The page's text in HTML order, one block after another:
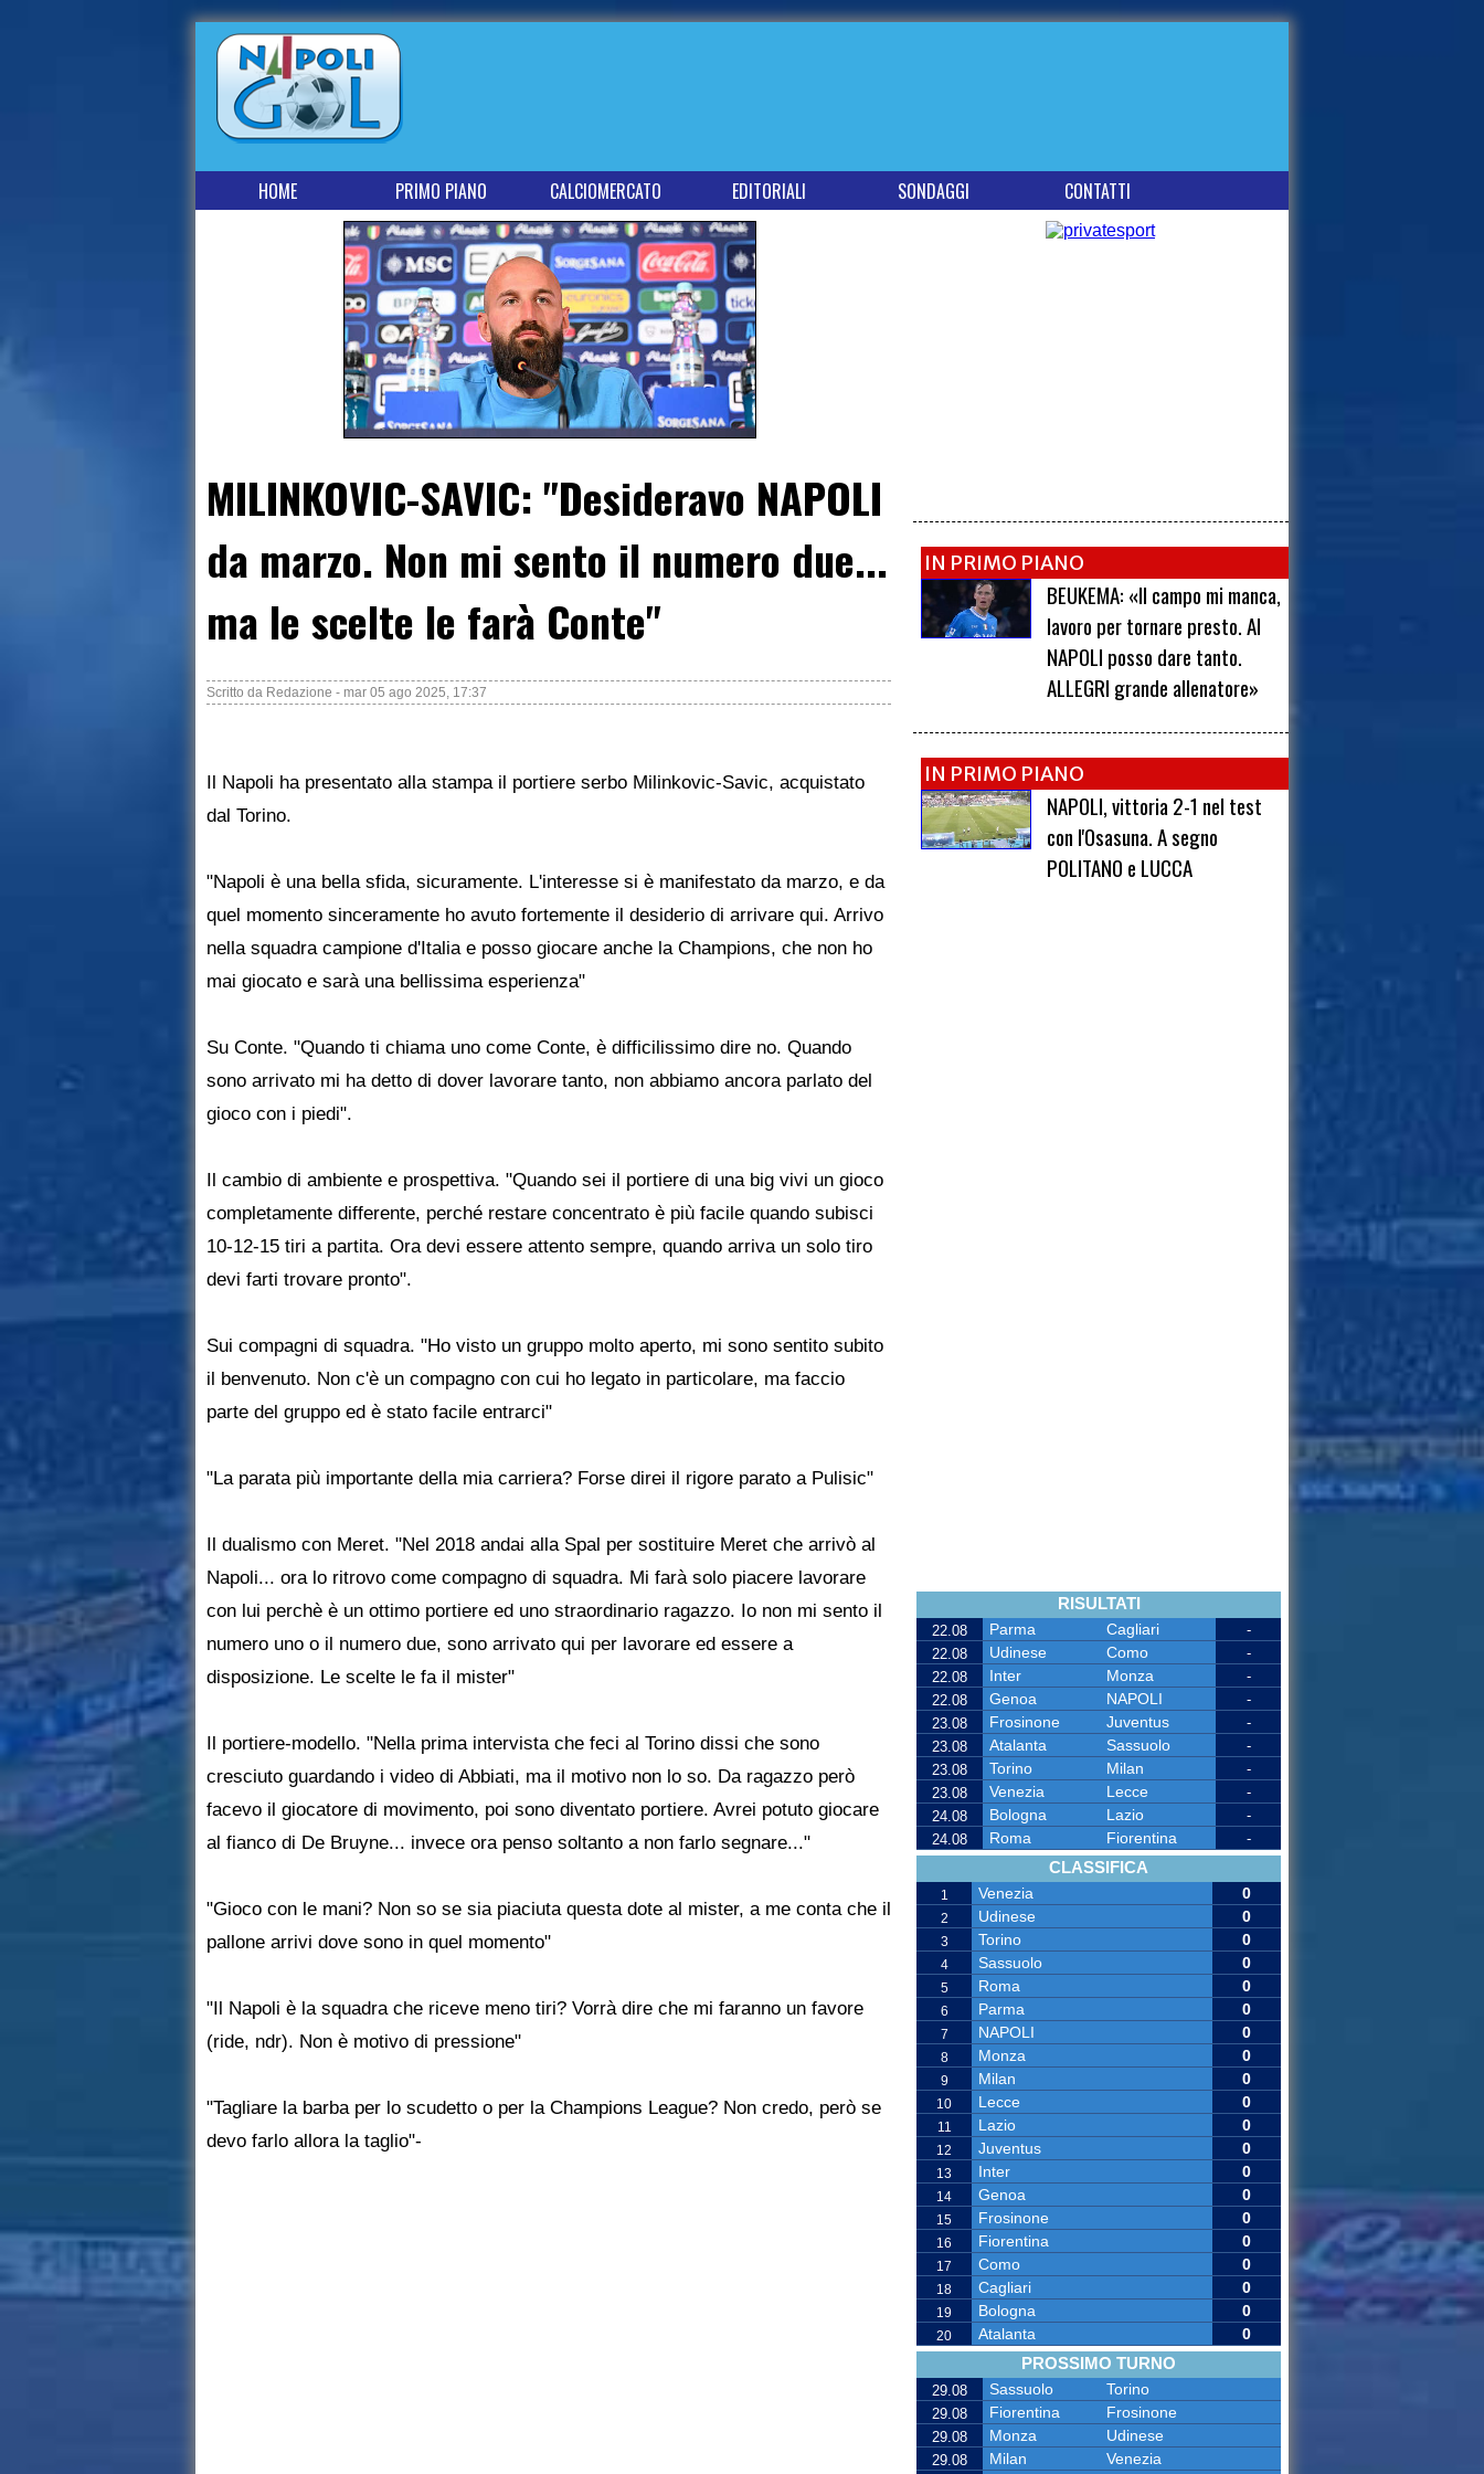
HOME PRIMO PIANO CALCIOMERCATO EDITORIALI SONDAGGI CONTATTI
MILINKOVIC-SAVIC: "Desideravo NAPOLI
da marzo. Non mi sento il numero due...
ma le scelte le farà Conte"
Scritto da Redazione - mar 05 ago 2025, 17:37
Il Napoli ha presentato alla stampa il portiere serbo Milinkovic-Savic, acquistato
dal Torino.
"Napoli è una bella sfida, sicuramente. L'interesse si è manifestato da marzo, e da
quel momento sinceramente ho avuto fortemente il desiderio di arrivare qui. Arrivo
nella squadra campione d'Italia e posso giocare anche la Champions, che non ho
mai giocato e sarà una bellissima esperienza"
Su Conte. "Quando ti chiama uno come Conte, è difficilissimo dire no. Quando
sono arrivato mi ha detto di dover lavorare tanto, non abbiamo ancora parlato del
gioco con i piedi".
Il cambio di ambiente e prospettiva. "Quando sei il portiere di una big vivi un gioco
completamente differente, perché restare concentrato è più facile quando subisci
10-12-15 tiri a partita. Ora devi essere attento sempre, quando arriva un solo tiro
devi farti trovare pronto".
Sui compagni di squadra. "Ho visto un gruppo molto aperto, mi sono sentito subito
il benvenuto. Non c'è un compagno con cui ho legato in particolare, ma faccio
parte del gruppo ed è stato facile entrarci"
"La parata più importante della mia carriera? Forse direi il rigore parato a Pulisic"
Il dualismo con Meret. "Nel 2018 andai alla Spal per sostituire Meret che arrivò al
Napoli... ora lo ritrovo come compagno di squadra. Mi farà solo piacere lavorare
con lui perchè è un ottimo portiere ed uno straordinario ragazzo. Io non mi sento il
numero uno o il numero due, sono arrivato qui per lavorare ed essere a
disposizione. Le scelte le fa il mister"
Il portiere-modello. "Nella prima intervista che feci al Torino dissi che sono
cresciuto guardando i video di Abbiati, ma il motivo non lo so. Da ragazzo però
facevo il giocatore di movimento, poi sono diventato portiere. Avrei potuto giocare
al fianco di De Bruyne... invece ora penso soltanto a non farlo segnare..."
"Gioco con le mani? Non so se sia piaciuta questa dote al mister, a me conta che il
pallone arrivi dove sono in quel momento"
"Il Napoli è la squadra che riceve meno tiri? Vorrà dire che mi faranno un favore
(ride, ndr). Non è motivo di pressione"
"Tagliare la barba per lo scudetto o per la Champions League? Non credo, però se
devo farlo allora la taglio"-
IN PRIMO PIANO
BEUKEMA: «Il campo mi manca,
lavoro per tornare presto. Al
NAPOLI posso dare tanto.
ALLEGRI grande allenatore»
IN PRIMO PIANO
NAPOLI, vittoria 2-1 nel test
con l'Osasuna. A segno
POLITANO e LUCCA
RISULTATI
22.08 Parma Cagliari
-
22.08
Udinese Como
-
22.08
Inter Monza
-
22.08
Genoa NAPOLI
-
23.08
Frosinone Juventus
-
23.08
Atalanta Sassuolo
-
23.08
Torino Milan
-
23.08
Venezia Lecce
-
24.08
Bologna Lazio
-
24.08
Roma Fiorentina -
CLASSIFICA
1 Venezia 0
2 Udinese 0
3 Torino 0
4 Sassuolo 0
5 Roma 0
6 Parma 0
7 NAPOLI 0
8 Monza 0
9 Milan 0
10 Lecce 0
11 Lazio 0
12 Juventus 0
13 Inter 0
14 Genoa 0
15 Frosinone 0
16 Fiorentina 0
17 Como 0
18 Cagliari 0
19 Bologna 0
20 Atalanta 0
PROSSIMO TURNO
29.08 Sassuolo Torino
29.08 Fiorentina Frosinone
29.08 Monza Udinese
29.08 Milan
Venezia